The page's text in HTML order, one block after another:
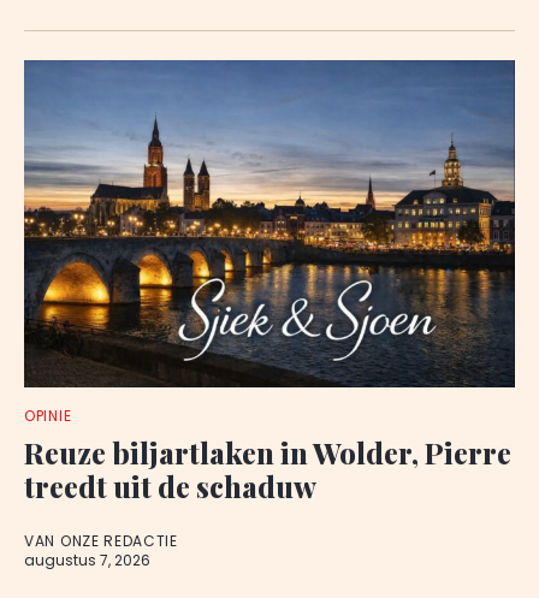
OPINIE
Reuze biljartlaken in Wolder, Pierre
treedt uit de schaduw
VAN ONZE REDACTIE
augustus 7, 2026